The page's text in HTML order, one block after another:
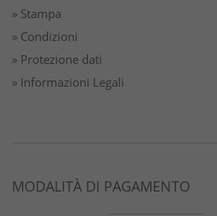
» Stampa
» Condizioni
» Protezione dati
» Informazioni Legali
MODALITÀ DI PAGAMENTO